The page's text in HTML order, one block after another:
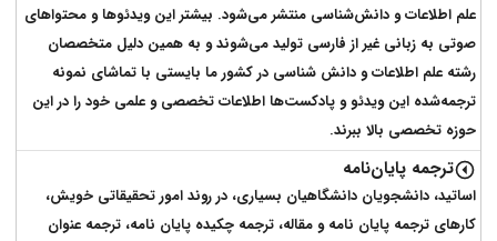
علم اطلاعات و دانش‌شناسی منتشر می‌شود. بیشتر این ویدئوها و محتواهای
صوتی به زبانی غیر از فارسی تولید می‌شوند و به همین دلیل متخصصان
رشته علم اطلاعات و دانش‌ شناسی در کشور ما بایستی با تماشای نمونه
ترجمه‌شده این ویدئو و پادکست‌ها اطلاعات تخصصی و علمی خود را در این
حوزه تخصصی بالا ببرند.
ترجمه پایان‌نامه
اساتید، دانشجویان دانشگاهیان بسیاری، در روند امور تحقیقاتی خویش،
کارهای ترجمه پایان نامه و مقاله، ترجمه چکیده پایان نامه، ترجمه عنوان